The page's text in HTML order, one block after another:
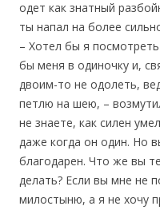
одет как знатный
ты напал на более
– Хотел бы я
бы меня в одиночку и,
двоим-то не одолеть,
петлю на шею, –
не знаете, как силен
даже когда он один. Но
благодарен. Что же вы
делать? Если вы мне не
милостыню, а я не хочу